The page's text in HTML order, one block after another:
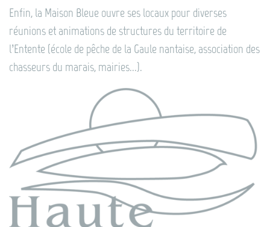
Enfin, la Maison Bleue ouvre ses locaux pour diverses
réunions et animations de structures du territoire de
l’Entente (école de pêche de la Gaule nantaise, association des
chasseurs du marais, mairies...).